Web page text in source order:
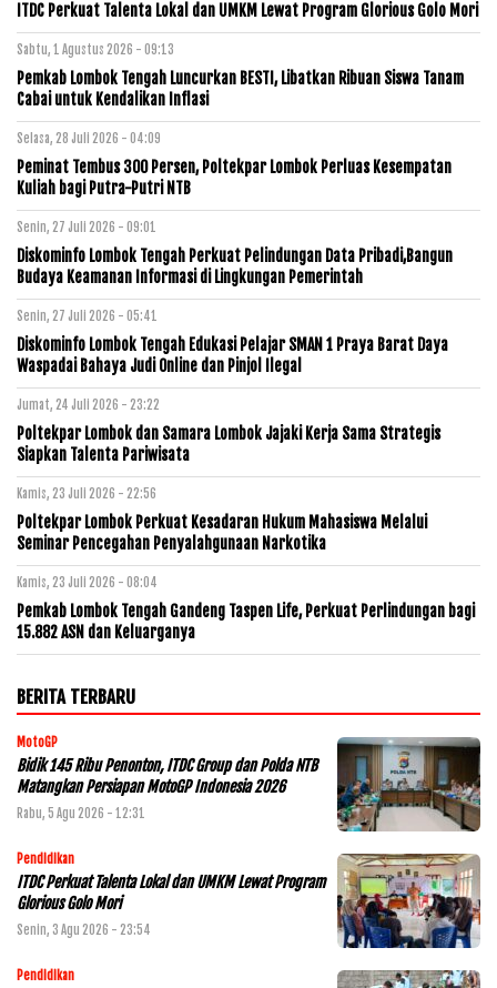
ITDC Perkuat Talenta Lokal dan UMKM Lewat Program Glorious Golo Mori
Sabtu, 1 Agustus 2026 - 09:13
Pemkab Lombok Tengah Luncurkan BESTI, Libatkan Ribuan Siswa Tanam
Cabai untuk Kendalikan Inflasi
Selasa, 28 Juli 2026 - 04:09
Peminat Tembus 300 Persen, Poltekpar Lombok Perluas Kesempatan
Kuliah bagi Putra-Putri NTB
Senin, 27 Juli 2026 - 09:01
Diskominfo Lombok Tengah Perkuat Pelindungan Data Pribadi,Bangun
Budaya Keamanan Informasi di Lingkungan Pemerintah
Senin, 27 Juli 2026 - 05:41
Diskominfo Lombok Tengah Edukasi Pelajar SMAN 1 Praya Barat Daya
Waspadai Bahaya Judi Online dan Pinjol Ilegal
Jumat, 24 Juli 2026 - 23:22
Poltekpar Lombok dan Samara Lombok Jajaki Kerja Sama Strategis
Siapkan Talenta Pariwisata
Kamis, 23 Juli 2026 - 22:56
Poltekpar Lombok Perkuat Kesadaran Hukum Mahasiswa Melalui
Seminar Pencegahan Penyalahgunaan Narkotika
Kamis, 23 Juli 2026 - 08:04
Pemkab Lombok Tengah Gandeng Taspen Life, Perkuat Perlindungan bagi
15.882 ASN dan Keluarganya
BERITA TERBARU
MotoGP
Bidik 145 Ribu Penonton, ITDC Group dan Polda NTB
Matangkan Persiapan MotoGP Indonesia 2026
Rabu, 5 Agu 2026 - 12:31
Pendidikan
ITDC Perkuat Talenta Lokal dan UMKM Lewat Program
Glorious Golo Mori
Senin, 3 Agu 2026 - 23:54
Pendidikan